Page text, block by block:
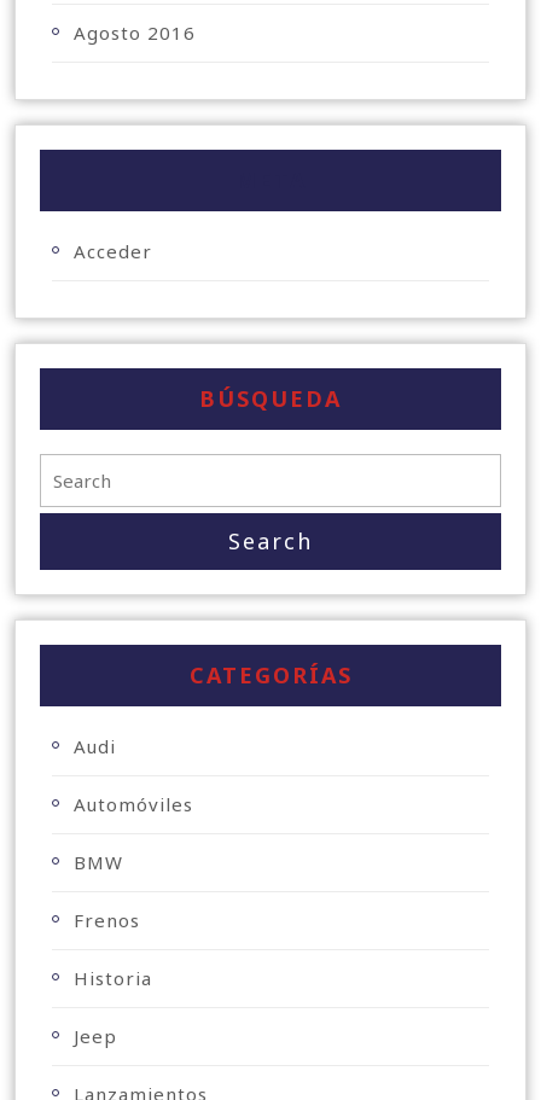
Agosto 2016
Acceder
BÚSQUEDA
CATEGORÍAS
Audi
Automóviles
BMW
Frenos
Historia
Jeep
Lanzamientos